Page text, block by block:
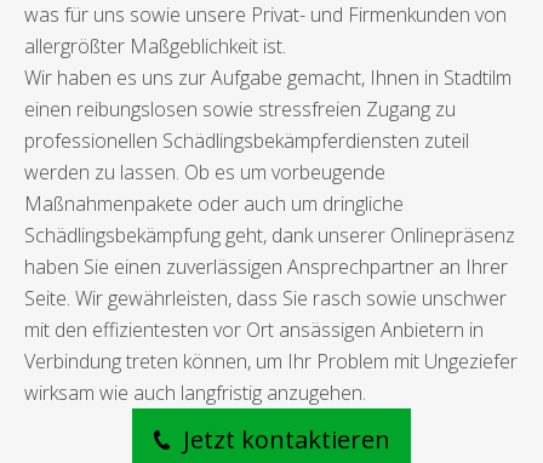
was für uns sowie unsere Privat- und Firmenkunden von
allergrößter Maßgeblichkeit ist.
Wir haben es uns zur Aufgabe gemacht, Ihnen in Stadtilm
einen reibungslosen sowie stressfreien Zugang zu
professionellen Schädlingsbekämpferdiensten zuteil
werden zu lassen. Ob es um vorbeugende
Maßnahmenpakete oder auch um dringliche
Schädlingsbekämpfung geht, dank unserer Onlinepräsenz
haben Sie einen zuverlässigen Ansprechpartner an Ihrer
Seite. Wir gewährleisten, dass Sie rasch sowie unschwer
mit den effizientesten vor Ort ansässigen Anbietern in
Verbindung treten können, um Ihr Problem mit Ungeziefer
wirksam wie auch langfristig anzugehen.
Jetzt kontaktieren